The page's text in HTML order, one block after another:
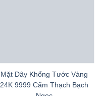
Mặt Dây Khổng Tước Vàng
24K 9999 Cẩm Thạch Bạch